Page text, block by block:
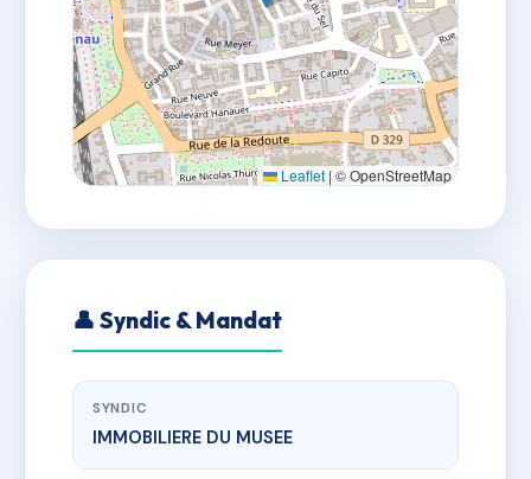
Leaflet | © OpenStreetMap
👤 Syndic & Mandat
SYNDIC
IMMOBILIERE DU MUSEE